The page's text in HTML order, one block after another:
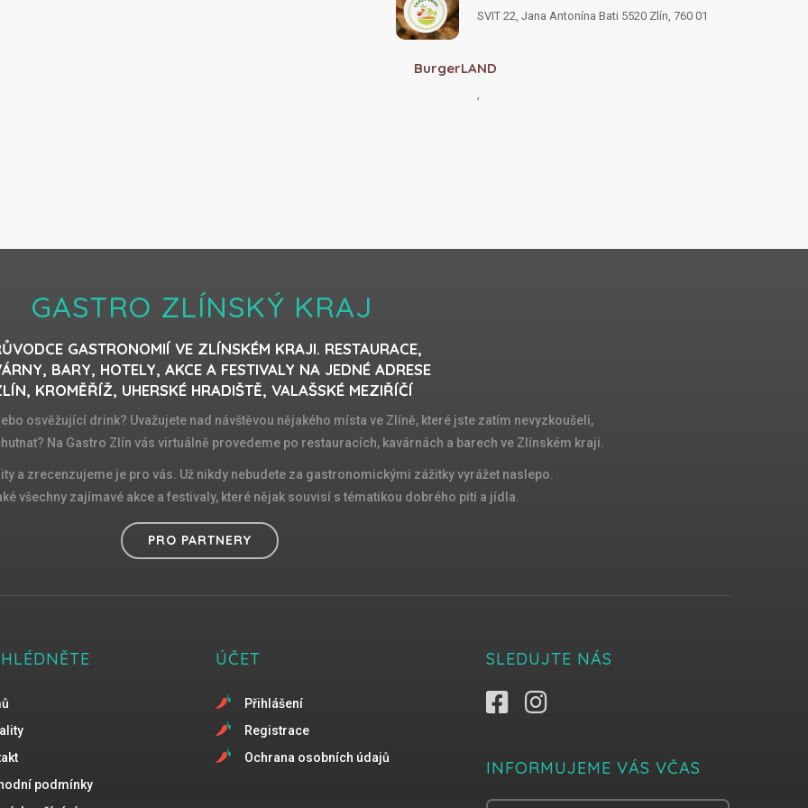
SVIT 22, Jana Antonína Bati 5520 Zlín, 760 01
BurgerLAND
GASTRO ZLÍNSKÝ KRAJ
GASTRONOMIÍ VE ZLÍNSKÉM KRAJI. RESTAURACE,
BARY, HOTELY, AKCE A FESTIVALY NA JEDNÉ ADRESE
KROMĚŘÍŽ, UHERSKÉ HRADIŠTĚ, VALAŠSKÉ MEZIŘÍČÍ
osvěžující drink? Uvažujete nad návštěvou nějakého místa ve Zlíně, které jste zatím nevyzkoušeli,
Na Gastro Zlín vás virtuálně provedeme po restauracích, kavárnách a barech ve Zlínském kraji.
a zrecenzujeme je pro vás. Už nikdy nebudete za gastronomickými zážitky vyrážet naslepo.
všechny zajímavé akce a festivaly, které nějak souvisí s tématikou dobrého pití a jídla.
PRO PARTNERY
podmínky
ÚČET
Přihlášení
Registrace
Ochrana osobních údajů
SLEDUJTE NÁS
INFORMUJEME VÁS VČAS